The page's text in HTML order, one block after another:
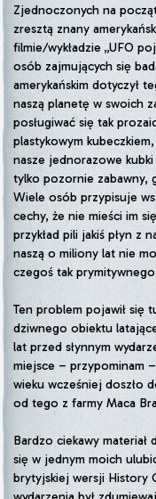
Zjednoczonych na
zresztą znany
filmie/wykładzie „UFO
osób zajmujących się
amerykańskim dotyczył
naszą planetę w swoich
posługiwać się tak
plastykowym
nasze jednorazowe
tylko pozornie zabawny,
Wiele osób przypisuje
cechy, że nie mieści im
przykład pili jakiś płyn z
naszą o miliony lat nie
czegoś tak
Ten problem pojawił się
dziwnego obiektu
lat przed słynnym
miejsce – przypominam
wieku wcześniej doszło
od tego z farmy Maca
Bardzo ciekawy materiał
się w jednym moich
brytyjskiej wersji History